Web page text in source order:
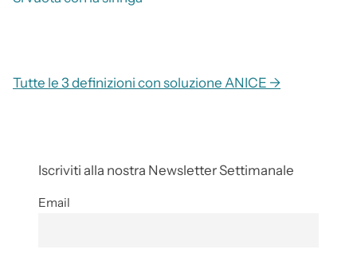
Tutte le 3 definizioni con soluzione ANICE →
Iscriviti alla nostra Newsletter Settimanale
Email